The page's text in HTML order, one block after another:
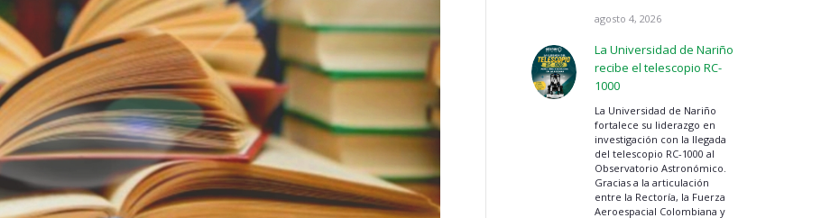
agosto 4, 2026
La Universidad de Nariño
recibe el telescopio RC-
1000
La Universidad de Nariño
fortalece su liderazgo en
investigación con la llegada
del telescopio RC-1000 al
Observatorio Astronómico.
Gracias a la articulación
entre la Rectoría, la Fuerza
Aeroespacial Colombiana y